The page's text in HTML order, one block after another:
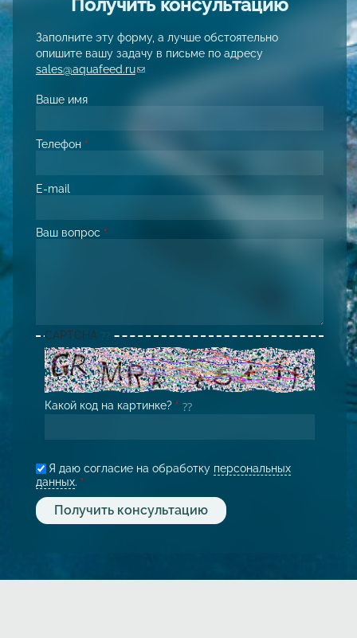
Получить консультацию
Заполните эту форму, а лучше обстоятельно
опишите вашу задачу в письме по адресу
sales@aquafeed.ru(link sends e-mail)
Ваше имя
Телефон *
E-mail
Ваш вопрос *
CAPTCHA
Какой код на картинке? *
Я даю согласие на обработку персональных
данных. *